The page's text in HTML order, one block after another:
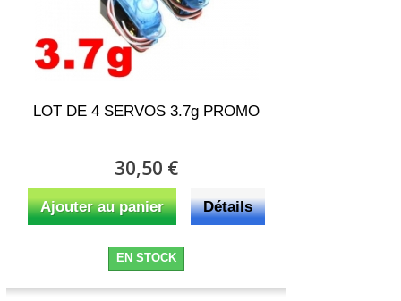
LOT DE 4 SERVOS 3.7g PROMO
30,50 €
Ajouter au panier Détails
EN STOCK